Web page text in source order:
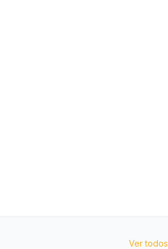
Ver todos